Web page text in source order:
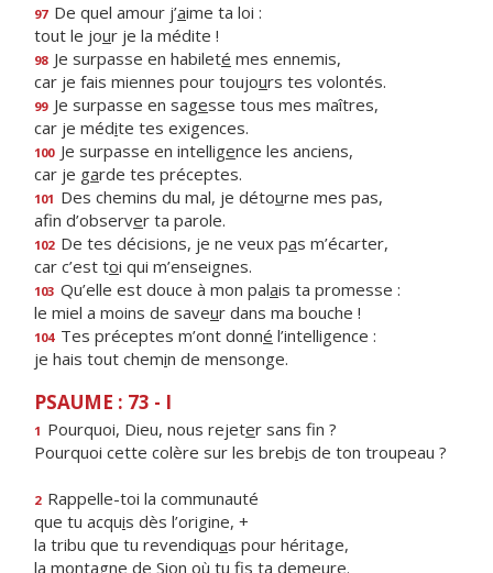
97 De quel amour j’aime ta loi :
tout le jour je la médite !
98 Je surpasse en habileté mes ennemis,
car je fais miennes pour toujours tes volontés.
99 Je surpasse en sagesse tous mes maîtres,
car je médite tes exigences.
100 Je surpasse en intelligence les anciens,
car je garde tes préceptes.
101 Des chemins du mal, je détourne mes pas,
afin d’observer ta parole.
102 De tes décisions, je ne veux pas m’écarter,
car c’est toi qui m’enseignes.
103 Qu’elle est douce à mon palais ta promesse :
le miel a moins de saveur dans ma bouche !
104 Tes préceptes m’ont donné l’intelligence :
je hais tout chemin de mensonge.
PSAUME : 73 - I
1 Pourquoi, Dieu, nous rejeter sans fin ?
Pourquoi cette colère sur les brebis de ton troupeau ?
2 Rappelle-toi la communauté
que tu acquis dès l’origine, +
la tribu que tu revendiquas pour héritage,
la montagne de Sion où tu fs ta demeure.